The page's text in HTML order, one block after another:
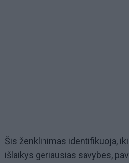
Šis ženklinimas identifikuoja,
išlaikys geriausias savybes,